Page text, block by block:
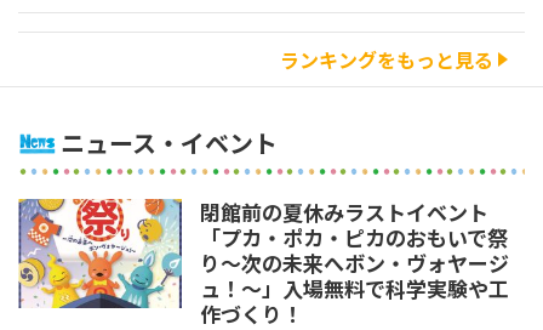
ランキングをもっと見る
ニュース・イベント
閉館前の夏休みラストイベント
「プカ・ポカ・ピカのおもいで祭
り～次の未来へボン・ヴォヤージ
ュ！～」入場無料で科学実験や工
作づくり！